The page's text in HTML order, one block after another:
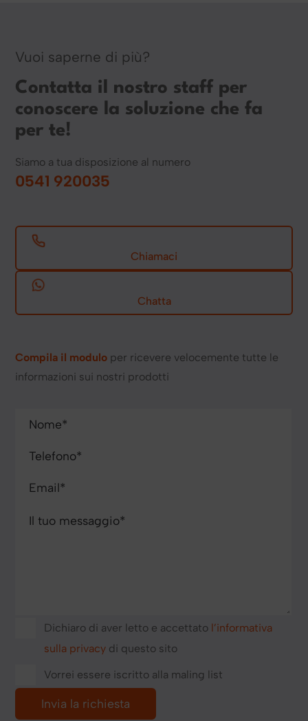
Compila il modulo per ricevere velocemente tutte le
informazioni sui nostri prodotti
Dichiaro di aver letto e accettato l’informativa
sulla privacy di questo sito
Vorrei essere iscritto alla maling list
Vuoi saperne di più?
Contatta il nostro staff per
conoscere la soluzione che fa
per te!
Siamo a tua disposizione al numero
0541 920035
Chiamaci
Chatta